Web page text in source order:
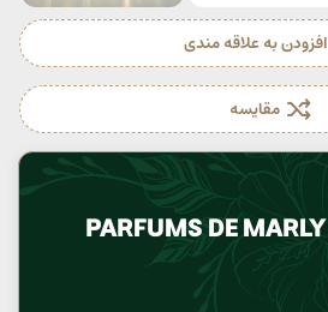
افزودن به علاقه مندی
مقایسه
عطر یونیسکس PARFUMS DE MARLY